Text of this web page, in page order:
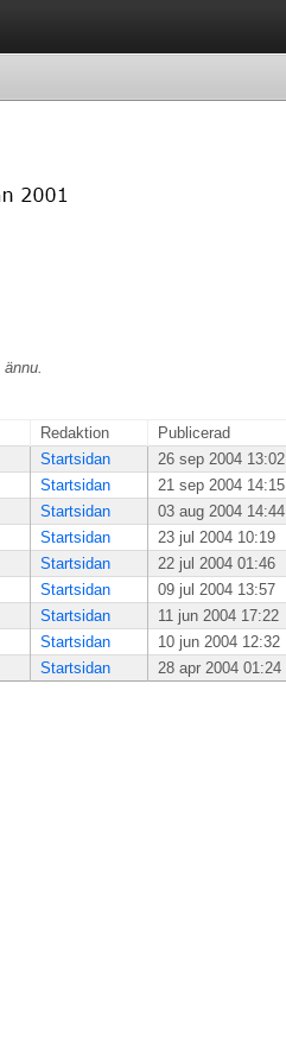
Redaktion
Publicerad
Startsidan
26 sep 2004 13:02
Startsidan
21 sep 2004 14:15
Startsidan
03 aug 2004 14:44
Startsidan
23 jul 2004 10:19
Startsidan
22 jul 2004 01:46
Startsidan
09 jul 2004 13:57
Startsidan
11 jun 2004 17:22
Startsidan
10 jun 2004 12:32
Startsidan 28 apr 2004 01:24